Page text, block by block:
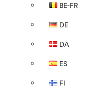
BE-FR
DE
DA
ES
FI